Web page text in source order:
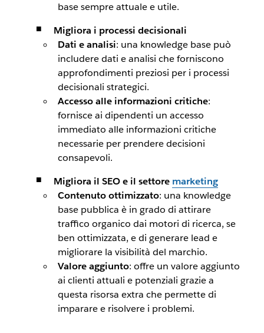
base sempre attuale e utile.
Migliora i processi decisionali
Dati e analisi: una knowledge base può
includere dati e analisi che forniscono
approfondimenti preziosi per i processi
decisionali strategici.
Accesso alle informazioni critiche:
fornisce ai dipendenti un accesso
immediato alle informazioni critiche
necessarie per prendere decisioni
consapevoli.
Migliora il SEO e il settore marketing
Contenuto ottimizzato: una knowledge
base pubblica è in grado di attirare
traffico organico dai motori di ricerca, se
ben ottimizzata, e di generare lead e
migliorare la visibilità del marchio.
Valore aggiunto: offre un valore aggiunto
ai clienti attuali e potenziali grazie a
questa risorsa extra che permette di
imparare e risolvere i problemi.